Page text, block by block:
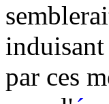
par ces